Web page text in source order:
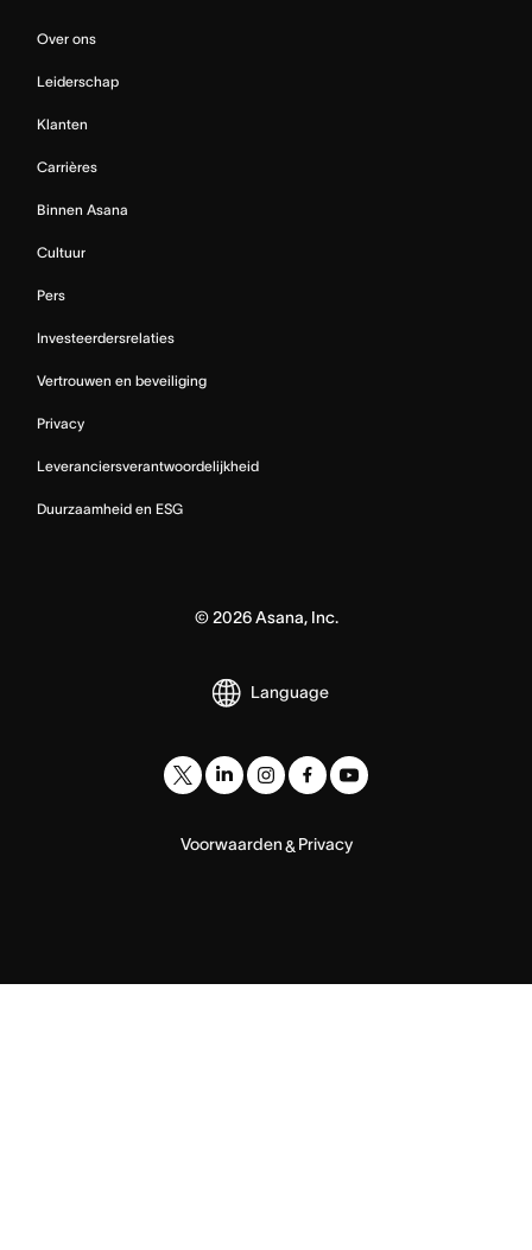
Over ons
Leiderschap
Klanten
Carrières
Binnen Asana
Cultuur
Pers
Investeerdersrelaties
Vertrouwen en beveiliging
Privacy
Leveranciersverantwoordelijkheid
Duurzaamheid en ESG
© 2026Asana, Inc.
Language
Voorwaarden& Privacy